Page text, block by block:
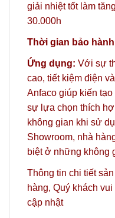
giải nhiệt tốt làm
30.000h
Thời gian bảo
Ứng dụng: Với sự
cao, tiết kiệm điện
Anfaco giúp kiến
sự lựa chọn thích
không gian khi sử
Showroom, nhà
biệt ở những không
Thông tin chi tiết
hàng, Quý khách
cập nhật